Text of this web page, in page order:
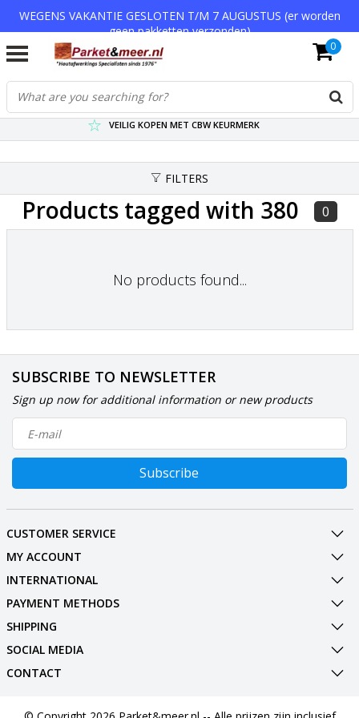
WEGENS VAKANTIE GESLOTEN T/M 7 AUGUSTUS (er worden
geen pakketten verzonden)
VERZENDKOSTEN € 7,95 (GRATIS VA €75,-)
SCHERPSTE PRIJZEN TOT WEL 75% KORTING !
VEILIG KOPEN MET CBW KEURMERK
0
FILTERS
Products tagged with 380 0
No products found...
SUBSCRIBE TO NEWSLETTER
Sign up now for additional information or new products
Subscribe
CUSTOMER SERVICE
MY ACCOUNT
INTERNATIONAL
PAYMENT METHODS
SHIPPING
SOCIAL MEDIA
CONTACT